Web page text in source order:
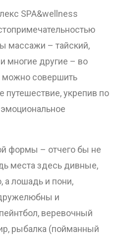
SPA&wellness
массажи – тайский,
многие другие – во
можно совершить
путешествие, укрепив по
формы – отчего бы не
места здесь дивные,
а лошадь и пони,
и
веревочный
рыбалка (пойманный